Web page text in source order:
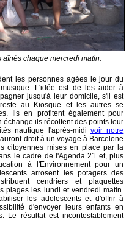
chaque mercredi matin.
les personnes agées le jour du
L'idée est de les aider à
jusqu'à leur domicile, s'il est
au Kiosque et les autres se
Ils en profitent également pour
ils récoltent des points leur
nautique l'après-midi voir notre
droit à un voyage à Barcelone
citoyennes mises en place par la
le cadre de l'Agenda 21 et, plus
à l'Environnement pour un
arrosent les potagers des
cendriers et plaquettes
plages les lundi et vendredi matin.
les adolescents et d'offrir à
d'envoyer leurs enfants en
Le résultat est incontestablement